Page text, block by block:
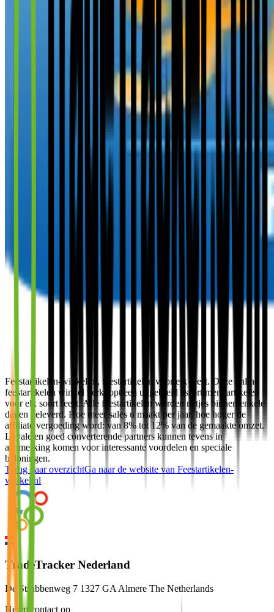
Feestartikelen-winkel.nl, feestartikelen voor elk feest. Deze online
feestartikelen winkel verkoopt een uitgebreid assortiment artikelen
voor elk soort feest. Alle feestartikelen worden netjes binnen enkele
dagen geleverd. Hoe meer sales u maakt per jaar, hoe hoger de
affiliate vergoeding word: van 8% tot 12% van de gemaakte omzet.
Loyale en goed converterende partners kunnen tevens in
aanmerking komen voor interessante voordelen en speciale
beloningen.
Terug naar overzichtGa naar de website van Feestartikelen-
winkel.nl
TradeTracker Nederland
De Strubbenweg 7 1327 GA Almere The Netherlands
Neem contact op